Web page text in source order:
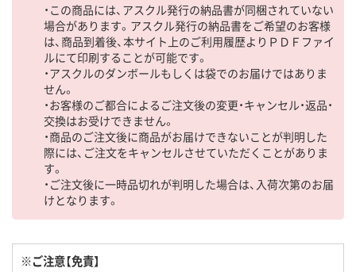
・この商品には、アスクル発行の納品書が同梱されていない
場合があります。アスクル発行の納品書をご希望のお客様
は、商品到着後、本サイト上のご利用履歴よりＰＤＦファイ
ルにて印刷することが可能です。
・アスクルのダンボールもしくは袋でのお届けではありま
せん。
・お客様のご都合によるご注文後の変更・キャンセル・返品・
交換はお受けできません。
・商品のご注文後に商品がお届けできないことが判明した
際には、ご注文をキャンセルさせていただくことがありま
す。
・ご注文後に一時品切れが判明した場合は、入荷次第のお届
けとなります。
※ご注意【免責】